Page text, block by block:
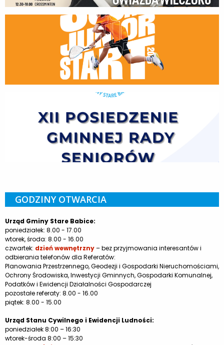
GODZINY OTWARCIA
Urząd Gminy Stare Babice:
poniedziałek: 8.00 - 17.00
wtorek, środa: 8.00 - 16.00
czwartek: dzień wewnętrzny– bez przyjmowania interesantów i
odbierania telefonów dla Referatów:
Planowania Przestrzennego, Geodezji i Gospodarki Nieruchomościami,
Ochrony Środowiska, Inwestycji Gminnych, Gospodarki Komunalnej,
Podatków i Ewidencji Działalności Gospodarczej
pozostałe referaty: 8.00 - 16.00
piątek: 8.00 - 15.00
Urząd Stanu Cywilnego i Ewidencji Ludności:
poniedziałek 8:00 – 16:30
wtorek-środa 8:00 – 15:30